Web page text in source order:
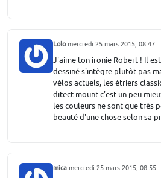
Lolomercredi 25 mars 2015, 08:47
J'aime ton ironie Robert ! Il
dessiné s'intègre plutôt pas
vélos actuels, les étriers
ditect mount c'est un peu
les couleurs ne sont que très
beauté d'une chose selon sa
mica mercredi 25 mars 2015, 08:55